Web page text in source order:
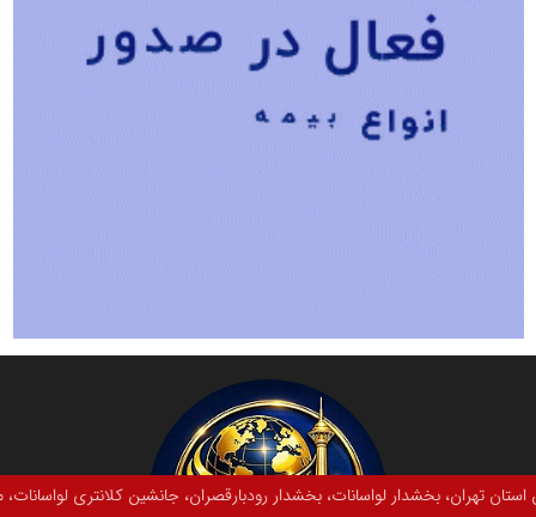
جانشین کلانتری لواسانات، مدیر منطقه برق لواسان و اکیپ‌های عملیاتی